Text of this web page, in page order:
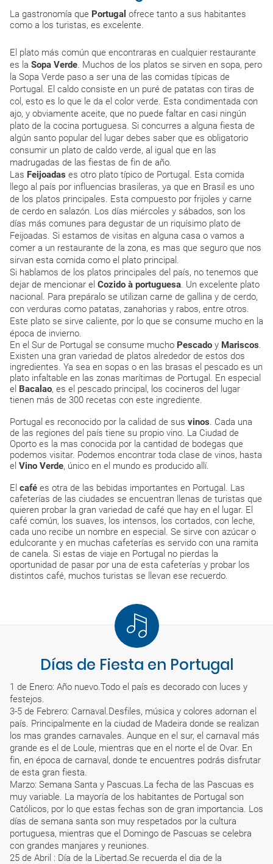
La gastronomía que Portugal ofrece tanto a sus habitantes
como a los turistas, es excelente.
El plato más común que encontraras en cualquier restaurante
es la Sopa Verde. Muchos de los platos se sirven en sopa, pero
la Sopa Verde paso a ser una de las comidas típicas de
Portugal. El caldo consiste en un puré de patatas con tiras de
col, esto es lo que le da el color verde. Esta condimentada con
ajo, y obviamente aceite, que no puede faltar en casi ningún
plato de la cocina portuguesa. Si concurres a alguna fiesta de
algún santo popular del lugar debes saber que es obligatorio
consumir un plato de caldo verde, al igual que en las
madrugadas de las fiestas de fin de año.
Las Feijoadas es otro plato típico de Portugal. Esta comida
llego al país por influencias brasileras, ya que en Brasil es uno
de los platos principales. Esta compuesto por frijoles y carne
de cerdo en salazón. Los días miércoles y sábados, son los
días más comunes para degustar de un riquísimo plato de
Feijoadas. Si estamos de visitas en alguna casa o vamos a
comer a un restaurante de la zona, es mas que seguro que nos
sirvan esta comida como el plato principal.
Si hablamos de los platos principales del país, no tenemos que
dejar de mencionar el Cozido à portuguesa. Un excelente plato
nacional. Para prepáralo se utilizan carne de gallina y de cerdo,
con verduras como patatas, zanahorias y rabos, entre otros.
Este plato se sirve caliente, por lo que se consume mucho en la
época de invierno.
En el Sur de Portugal se consume mucho Pescado y Mariscos.
Existen una gran variedad de platos alrededor de estos dos
ingredientes. Ya sea en sopas o en las brasas el pescado es un
plato infaltable en las zonas marítimas de Portugal. En especial
el Bacalao, es el pescado principal, los cocineros del lugar
tienen más de 300 recetas con este ingrediente.
Portugal es reconocido por la calidad de sus vinos. Cada una
de las regiones del país tiene su propio vino. La Ciudad de
Oporto es la mas conocida por la cantidad de bodegas que
podemos visitar. Podemos encontrar toda clase de vinos, hasta
el Vino Verde, único en el mundo es producido allí.
El café es otra de las bebidas importantes en Portugal. Las
cafeterías de las ciudades se encuentran llenas de turistas que
quieren probar la gran variedad de café que hay en el lugar. El
café común, los suaves, los intensos, los cortados, con leche,
cada uno recibe un nombre en especial. Se sirve con azúcar o
edulcorante y en muchas cafeterías es servido con una ramita
de canela. Si estas de viaje en Portugal no pierdas la
oportunidad de pasar por una de esta cafeterías y probar los
distintos café, muchos turistas se llevan ese recuerdo.
Días de Fiesta en Portugal
1 de Enero: Año nuevo.Todo el país es decorado con luces y
festejos.
3-5 de Febrero: Carnaval.Desfiles, música y colores adornan el
país. Principalmente en la ciudad de Madeira donde se realizan
los mas grandes carnavales. Aunque en el sur, el carnaval más
grande es el de Loule, mientras que en el norte el de Ovar. En
fin, en época de carnaval, donde te encuentres podrás disfrutar
de esta gran fiesta.
Marzo: Semana Santa y Pascuas.La fecha de las Pascuas es
muy variable. La mayoría de los habitantes de Portugal son
Católicos, por lo que estas fechas son de gran importancia. Los
días de semana santa son muy respetados por la cultura
portuguesa, mientras que el Domingo de Pascuas se celebra
con grandes manjares y reuniones.
25 de Abril : Día de la Libertad.Se recuerda el dia de la